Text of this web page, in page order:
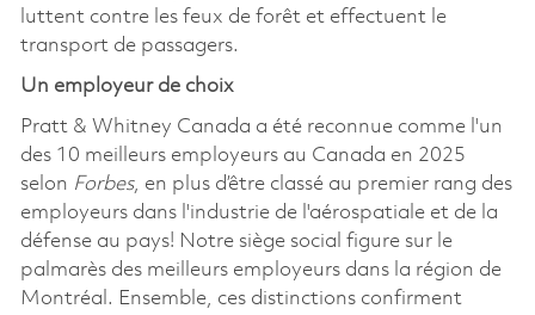
luttent contre les feux de forêt et effectuent le
transport de passagers.
Un employeur de choix
Pratt & Whitney Canada a été reconnue comme l'un
des 10 meilleurs employeurs au Canada en 2025
selon Forbes, en plus d’être classé au premier rang des
employeurs dans l'industrie de l'aérospatiale et de la
défense au pays! Notre siège social figure sur le
palmarès des meilleurs employeurs dans la région de
Montréal. Ensemble, ces distinctions confirment